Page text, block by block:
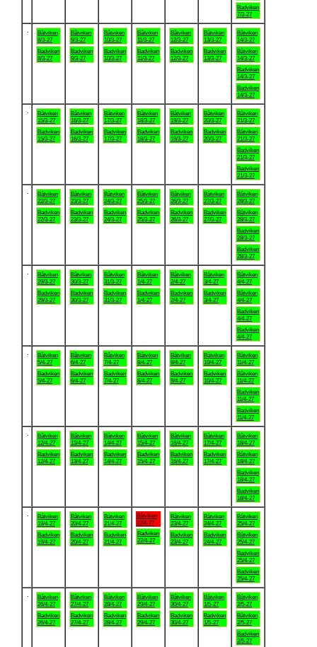
Badviken
7/3-27
Båtviken
8/3-27
Badviken
8/3-27
Båtviken
9/3-27
Badviken
9/3-27
Båtviken
10/3-27
Badviken
10/3-27
Båtviken
11/3-27
Badviken
11/3-27
Båtviken
12/3-27
Badviken
12/3-27
Båtviken
13/3-27
Badviken
13/3-27
Båtviken
14/3-27
Båtviken
14/3-27
Badviken
14/3-27
Badviken
14/3-27
Båtviken
15/3-27
Badviken
15/3-27
Båtviken
16/3-27
Badviken
16/3-27
Båtviken
17/3-27
Badviken
17/3-27
Båtviken
18/3-27
Badviken
18/3-27
Båtviken
19/3-27
Badviken
19/3-27
Båtviken
20/3-27
Badviken
20/3-27
Båtviken
21/3-27
Båtviken
21/3-27
Badviken
21/3-27
Badviken
21/3-27
Båtviken
22/3-27
Badviken
22/3-27
Båtviken
23/3-27
Badviken
23/3-27
Båtviken
24/3-27
Badviken
24/3-27
Båtviken
25/3-27
Badviken
25/3-27
Båtviken
26/3-27
Badviken
26/3-27
Båtviken
27/3-27
Badviken
27/3-27
Båtviken
28/3-27
Båtviken
28/3-27
Badviken
28/3-27
Badviken
28/3-27
Båtviken
29/3-27
Badviken
29/3-27
Båtviken
30/3-27
Badviken
30/3-27
Båtviken
31/3-27
Badviken
31/3-27
Båtviken
1/4-27
Badviken
1/4-27
Båtviken
2/4-27
Badviken
2/4-27
Båtviken
3/4-27
Badviken
3/4-27
Båtviken
4/4-27
Båtviken
4/4-27
Badviken
4/4-27
Badviken
4/4-27
Båtviken
5/4-27
Badviken
5/4-27
Båtviken
6/4-27
Badviken
6/4-27
Båtviken
7/4-27
Badviken
7/4-27
Båtviken
8/4-27
Badviken
8/4-27
Båtviken
9/4-27
Badviken
9/4-27
Båtviken
10/4-27
Badviken
10/4-27
Båtviken
11/4-27
Båtviken
11/4-27
Badviken
11/4-27
Badviken
11/4-27
Båtviken
12/4-27
Badviken
12/4-27
Båtviken
13/4-27
Badviken
13/4-27
Båtviken
14/4-27
Badviken
14/4-27
Båtviken
15/4-27
Badviken
15/4-27
Båtviken
16/4-27
Badviken
16/4-27
Båtviken
17/4-27
Badviken
17/4-27
Båtviken
18/4-27
Båtviken
18/4-27
Badviken
18/4-27
Badviken
18/4-27
Båtviken
19/4-27
Badviken
19/4-27
Båtviken
20/4-27
Badviken
20/4-27
Båtviken
21/4-27
Badviken
21/4-27
Båtviken
22/4-27
Badviken
22/4-27
Båtviken
23/4-27
Badviken
23/4-27
Båtviken
24/4-27
Badviken
24/4-27
Båtviken
25/4-27
Båtviken
25/4-27
Badviken
25/4-27
Badviken
25/4-27
Båtviken
26/4-27
Badviken
26/4-27
Båtviken
27/4-27
Badviken
27/4-27
Båtviken
28/4-27
Badviken
28/4-27
Båtviken
29/4-27
Badviken
29/4-27
Båtviken
30/4-27
Badviken
30/4-27
Båtviken
1/5-27
Badviken
1/5-27
Båtviken
2/5-27
Båtviken
2/5-27
Badviken
2/5-27